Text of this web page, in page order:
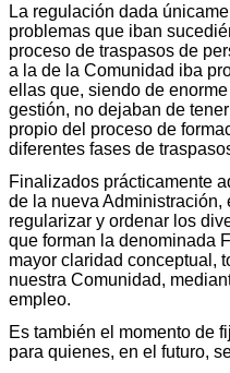
La regulación dada
problemas que iban
proceso de traspasos de
a la de la Comunidad iba
ellas que, siendo de
gestión, no dejaban de
propio del proceso de
diferentes fases de
Finalizados prácticamente
de la nueva Administración,
regularizar y ordenar los
que forman la denominada
mayor claridad conceptual,
nuestra Comunidad,
empleo.
Es también el momento de
para quienes, en el futuro,